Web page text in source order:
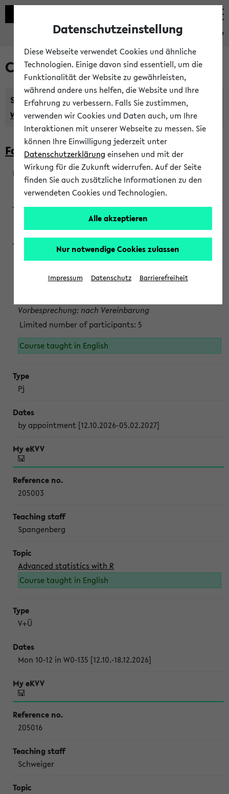
eKVV
Courses taught in English
Semester:
WiSe 2026/2027 SoSe 2026 Previous...
Faculty of Biology
200923
Wendisch, Peters-Wendisch, Stegelmann
Projektmodul "Bakterielle Biotechnologie"
Persönliche Anmeldung beim Veranstalter ist unbedingt
Vorbesprechung: nach Vereinbarung
Limited number of participants: 5
Course taught in English
Pj
by appointment [12.10.2026-05.02.2027]
205003
Spangenberg
Advanced statistics with R
Course taught in English
V+Ü
Mon 10-12 in W0-135 [12.10.-18.12.2026]
205016
Schweiger
Datenschutzeinstellung
Diese Webseite verwendet Cookies und ähnliche
Technologien. Einige davon sind essentiell, um die
Funktionalität der Website zu gewährleisten,
während andere uns helfen, die Website und Ihre
Erfahrung zu verbessern. Falls Sie zustimmen,
verwenden wir Cookies und Daten auch, um Ihre
Interaktionen mit unserer Webseite zu messen. Sie
können Ihre Einwilligung jederzeit unter
Datenschutzerklärung einsehen und mit der
Wirkung für die Zukunft widerrufen. Auf der Seite
finden Sie auch zusätzliche Informationen zu den
verwendeten Cookies und Technologien.
Alle akzeptieren
Nur notwendige Cookies zulassen
Impressum Datenschutz Barrierefreiheit